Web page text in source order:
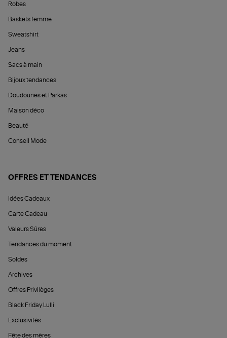
Robes
Baskets femme
Sweatshirt
Jeans
Sacs à main
Bijoux tendances
Doudounes et Parkas
Maison déco
Beauté
Conseil Mode
OFFRES ET TENDANCES
Idées Cadeaux
Carte Cadeau
Valeurs Sûres
Tendances du moment
Soldes
Archives
Offres Privilèges
Black Friday Lulli
Exclusivités
Fête des mères